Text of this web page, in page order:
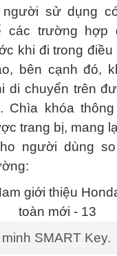
sử dụng
các trường hợp
khi đi trong
bên cạnh đó,
di chuyển trên
Chìa khóa thông
trang bị, mang
người dùng
SMART Key.